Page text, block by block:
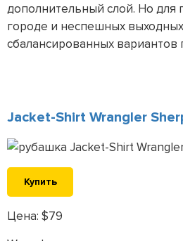
дополнительный слой. Но для
городе и неспешных
сбалансированных вариантов
Jacket-Shirt Wrangler
Купить
Цена: $79